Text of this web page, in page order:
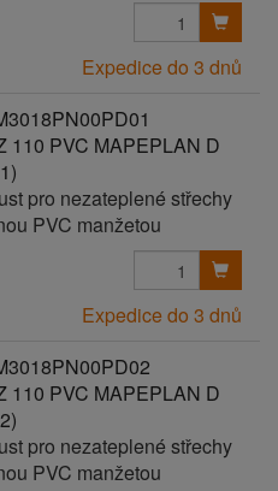
Expedice do 3 dnů
110 PVC MAPEPLAN D
pro nezateplené střechy
PVC manžetou
Expedice do 3 dnů
110 PVC MAPEPLAN D
pro nezateplené střechy
PVC manžetou